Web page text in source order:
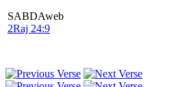
SABDAweb
2Raj 24:9